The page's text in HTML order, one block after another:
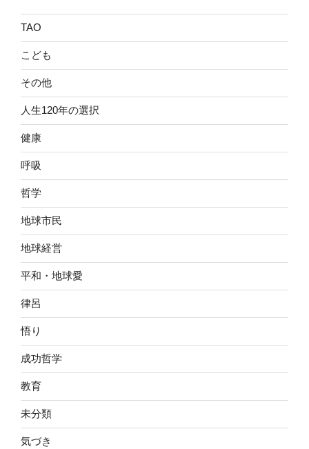
TAO
こども
その他
人生120年の選択
健康
呼吸
哲学
地球市民
地球経営
平和・地球愛
律呂
悟り
成功哲学
教育
未分類
気づき